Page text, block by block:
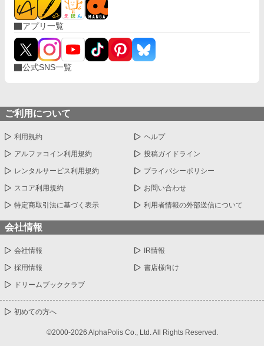
アプリ一覧
公式SNS一覧
ご利用について
利用規約 ヘルプ
アルファコイン利用規約 投稿ガイドライン
レンタルサービス利用規約 プライバシーポリシー
スコア利用規約 お問い合わせ
特定商取引法に基づく表示 利用者情報の外部送信について
会社情報
会社情報 IR情報
採用情報 書店様向け
ドリームブッククラブ
初めての方へ
©2000-2026 AlphaPolis Co., Ltd. All Rights Reserved.